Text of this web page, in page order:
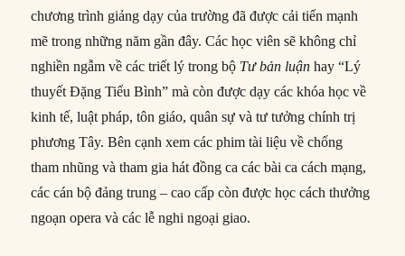
chương trình giảng dạy của trường đã được cải tiến mạnh
mẽ trong những năm gần đây. Các học viên sẽ không chỉ
nghiền ngẫm về các triết lý trong bộ Tư bản luận hay “Lý
thuyết Đặng Tiểu Bình” mà còn được dạy các khóa học về
kinh tế, luật pháp, tôn giáo, quân sự và tư tưởng chính trị
phương Tây. Bên cạnh xem các phim tài liệu về chống
tham nhũng và tham gia hát đồng ca các bài ca cách mạng,
các cán bộ đảng trung – cao cấp còn được học cách thưởng
ngoạn opera và các lễ nghi ngoại giao.